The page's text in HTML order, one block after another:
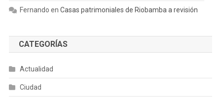
Fernando en Casas patrimoniales de Riobamba a revisión
CATEGORÍAS
Actualidad
Ciudad